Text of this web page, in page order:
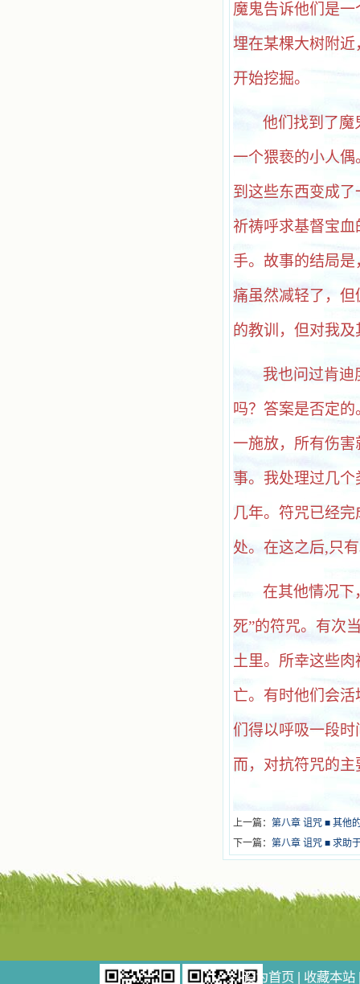
魔鬼告诉他们是
埋在某棵大树附
开始挖掘。
他们找到了魔
一个猥亵的小人
到这些东西变成
祈祷呼求基督宝
手。故事的结局
痛虽然减轻了，
的教训，但对我
我也问过肯迪
吗？答案是否定
一施放，所有伤
事。我处理过几
几年。符咒已经
处。在这之后,只
在其他情况下
死”的符咒。有次
土里。所幸这些
亡。有时他们会
们得以呼吸一段
而，对抗符咒的
上一篇： 第八章 诅咒 ■ 其他
下一篇： 第八章 诅咒 ■ 求助
设为首页 | 收藏本站